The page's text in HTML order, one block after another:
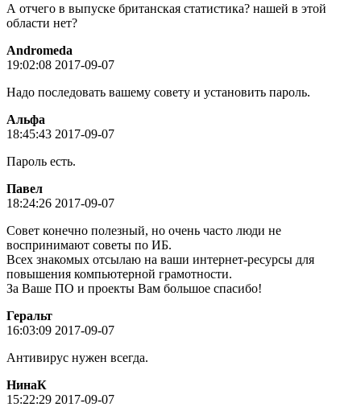
А отчего в выпуске британская статистика? нашей в этой
области нет?
Andromeda
19:02:08 2017-09-07
Надо последовать вашему совету и установить пароль.
Альфа
18:45:43 2017-09-07
Пароль есть.
Пaвeл
18:24:26 2017-09-07
Совет конечно полезный, но очень часто люди не
воспринимают советы по ИБ.
Всех знакомых отсылаю на ваши интернет-ресурсы для
повышения компьютерной грамотности.
За Ваше ПО и проекты Вам большое спасибо!
Геральт
16:03:09 2017-09-07
Антивирус нужен всегда.
НинаК
15:22:29 2017-09-07